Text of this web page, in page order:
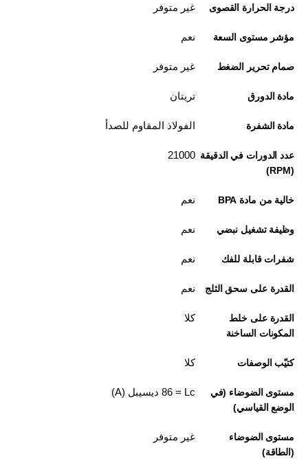
درجة الحرارة القصوى غير متوفر
مؤشر مستوى السعة نعم
صمام تحرير الضغط غير متوفر
مادة الدورق تريتان
مادة الشفرة الفولاذ المقاوم للصدأ
عدد الدورات في الدقيقة
(RPM)
21000
خالية من مادة BPA نعم
وظيفة تشغيل نبضي نعم
شفرات قابلة للفك نعم
القدرة على سحق الثلج نعم
القدرة على خلط
المكونات الساخنة
كلا
كتيّب الوصفات كلا
مستوى الضوضاء (في
الوضع القياسي)
Lc =‏ 86 ديسيبل (A)
مستوى الضوضاء
(الطاقة)
غير متوفر